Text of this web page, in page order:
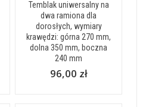
Temblak uniwersalny na
dwa ramiona dla
dorosłych, wymiary
krawędzi: górna 270 mm,
dolna 350 mm, boczna
240 mm
96,00 zł